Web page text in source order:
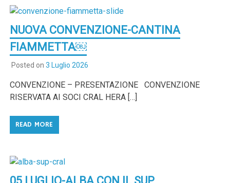
NUOVA CONVENZIONE-CANTINA
FIAMMETTA￼
Posted on 3 Luglio 2026
CONVENZIONE – PRESENTAZIONE CONVENZIONE
RISERVATA AI SOCI CRAL HERA […]
READ MORE